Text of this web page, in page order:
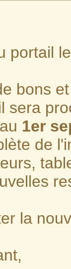
portail
bons
sera
1er
de
la